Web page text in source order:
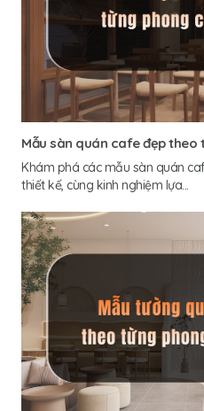
Mẫu sàn quán cafe đẹp theo
Khám phá các mẫu sàn quán
thiết kế, cùng kinh nghiệm lựa...